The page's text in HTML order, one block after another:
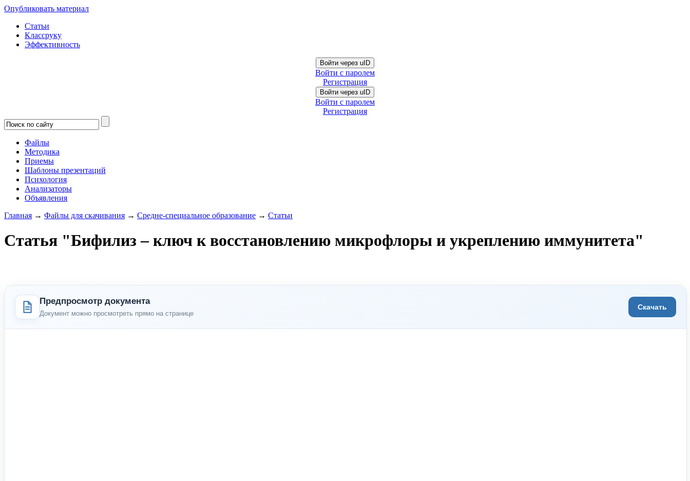
Опубликовать материал
Статьи
Классруку
Эффективность
Войти через uID
Войти с паролем
Регистрация
Войти через uID
Войти с паролем
Регистрация
Файлы
Методика
Приемы
Шаблоны презентаций
Психология
Анализаторы
Объявления
Главная → Файлы для скачивания → Средне-специальное образование → Статьи
Статья "Бифилиз – ключ к восстановлению микрофлоры и укреплению иммунитета"
Предпросмотр документа
Документ можно просмотреть прямо на странице
Скачать